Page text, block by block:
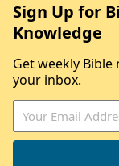
Sign Up for
Knowledge
Get weekly
your inbox.